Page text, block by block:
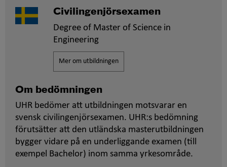
Civilingenjörsexamen
Degree of Master of Science in
Engineering
Mer om utbildningen
Om bedömningen
UHR bedömer att utbildningen motsvarar en
svensk civilingenjörsexamen. UHR:s bedömning
förutsätter att den utländska masterutbildningen
bygger vidare på en underliggande examen (till
exempel Bachelor) inom samma yrkesområde.